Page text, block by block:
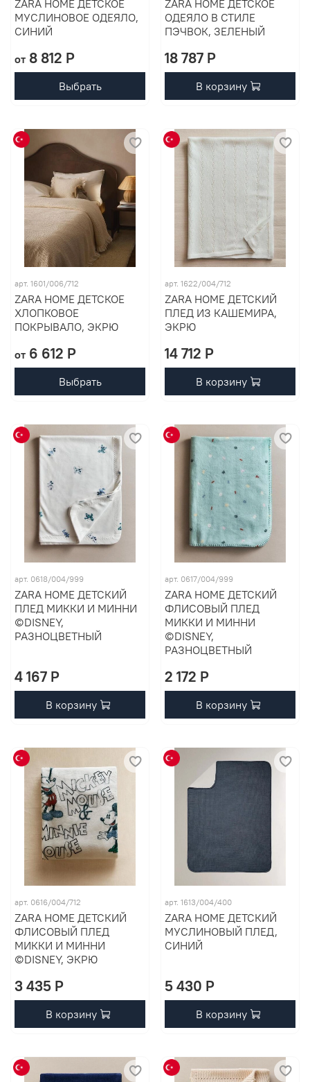
ZARA HOME ДЕТСКОЕ
МУСЛИНОВОЕ ОДЕЯЛО,
СИНИЙ
от8 812 P
Выбрать
ZARA HOME ДЕТСКОЕ
ОДЕЯЛО В СТИЛЕ
ПЭЧВОК, ЗЕЛЕНЫЙ
18 787 P
В корзину
арт. 1601/006/712
ZARA HOME ДЕТСКОЕ
ХЛОПКОВОЕ
ПОКРЫВАЛО, ЭКРЮ
от6 612 P
Выбрать
арт. 1622/004/712
ZARA HOME ДЕТСКИЙ
ПЛЕД ИЗ КАШЕМИРА,
ЭКРЮ
14 712 P
В корзину
арт. 0618/004/999
ZARA HOME ДЕТСКИЙ
ПЛЕД МИККИ И МИННИ
©DISNEY,
РАЗНОЦВЕТНЫЙ
4 167 P
В корзину
арт. 0617/004/999
ZARA HOME ДЕТСКИЙ
ФЛИСОВЫЙ ПЛЕД
МИККИ И МИННИ
©DISNEY,
РАЗНОЦВЕТНЫЙ
2 172 P
В корзину
арт. 0616/004/712
ZARA HOME ДЕТСКИЙ
ФЛИСОВЫЙ ПЛЕД
МИККИ И МИННИ
©DISNEY, ЭКРЮ
3 435 P
В корзину
арт. 1613/004/400
ZARA HOME ДЕТСКИЙ
МУСЛИНОВЫЙ ПЛЕД,
СИНИЙ
5 430 P
В корзину